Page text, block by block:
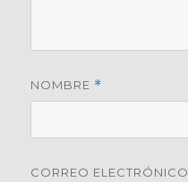
NOMBRE *
CORREO ELECTRÓNICO